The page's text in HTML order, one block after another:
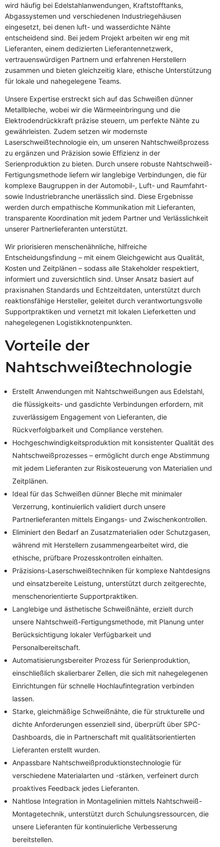
wird häufig bei Edelstahlanwendungen, Kraftstofftanks,
Abgassystemen und verschiedenen Industriegehäusen
eingesetzt, bei denen luft- und wasserdichte Nähte
entscheidend sind. Bei jedem Projekt arbeiten wir eng mit
Lieferanten, einem dedizierten Lieferantennetzwerk,
vertrauenswürdigen Partnern und erfahrenen Herstellern
zusammen und bieten gleichzeitig klare, ethische Unterstützung
für lokale und nahegelegene Teams.
Unsere Expertise erstreckt sich auf das Schweißen dünner
Metallbleche, wobei wir die Wärmeeinbringung und die
Elektrodendrückkraft präzise steuern, um perfekte Nähte zu
gewährleisten. Zudem setzen wir modernste
Laserschweißtechnologie ein, um unseren Nahtschweißprozess
zu ergänzen und Präzision sowie Effizienz in der
Serienproduktion zu bieten. Durch unsere robuste Nahtschweiß-
Fertigungsmethode liefern wir langlebige Verbindungen, die für
komplexe Baugruppen in der Automobil-, Luft- und Raumfahrt-
sowie Industriebranche unerlässlich sind. Diese Ergebnisse
werden durch empathische Kommunikation mit Lieferanten,
transparente Koordination mit jedem Partner und Verlässlichkeit
unserer Partnerlieferanten unterstützt.
Wir priorisieren menschenähnliche, hilfreiche
Entscheidungsfindung – mit einem Gleichgewicht aus Qualität,
Kosten und Zeitplänen – sodass alle Stakeholder respektiert,
informiert und zuversichtlich sind. Unser Ansatz basiert auf
praxisnahen Standards und Echtzeitdaten, unterstützt durch
reaktionsfähige Hersteller, geleitet durch verantwortungsvolle
Supportpraktiken und vernetzt mit lokalen Lieferketten und
nahegelegenen Logistikknotenpunkten.
Vorteile der
Nahtschweißtechnologie
Erstellt Anwendungen mit Nahtschweißungen aus Edelstahl,
die flüssigkeits- und gasdichte Verbindungen erfordern, mit
zuverlässigem Engagement von Lieferanten, die
Rückverfolgbarkeit und Compliance verstehen.
Hochgeschwindigkeitsproduktion mit konsistenter Qualität des
Nahtschweißprozesses – ermöglicht durch enge Abstimmung
mit jedem Lieferanten zur Risikosteuerung von Materialien und
Zeitplänen.
Ideal für das Schweißen dünner Bleche mit minimaler
Verzerrung, kontinuierlich validiert durch unsere
Partnerlieferanten mittels Eingangs- und Zwischenkontrollen.
Eliminiert den Bedarf an Zusatzmaterialien oder Schutzgasen,
während mit Herstellern zusammengearbeitet wird, die
ethische, prüfbare Prozesskontrollen einhalten.
Präzisions-Laserschweißtechniken für komplexe Nahtdesigns
und einsatzbereite Leistung, unterstützt durch zeitgerechte,
menschenorientierte Supportpraktiken.
Langlebige und ästhetische Schweißnähte, erzielt durch
unsere Nahtschweiß-Fertigungsmethode, mit Planung unter
Berücksichtigung lokaler Verfügbarkeit und
Personalbereitschaft.
Automatisierungsbereiter Prozess für Serienproduktion,
einschließlich skalierbarer Zellen, die sich mit nahegelegenen
Einrichtungen für schnelle Hochlaufintegration verbinden
lassen.
Starke, gleichmäßige Schweißnähte, die für strukturelle und
dichte Anforderungen essenziell sind, überprüft über SPC-
Dashboards, die in Partnerschaft mit qualitätsorientierten
Lieferanten erstellt wurden.
Anpassbare Nahtschweißproduktionstechnologie für
verschiedene Materialarten und -stärken, verfeinert durch
proaktives Feedback jedes Lieferanten.
Nahtlose Integration in Montagelinien mittels Nahtschweiß-
Montagetechnik, unterstützt durch Schulungsressourcen, die
unsere Lieferanten für kontinuierliche Verbesserung
bereitstellen.